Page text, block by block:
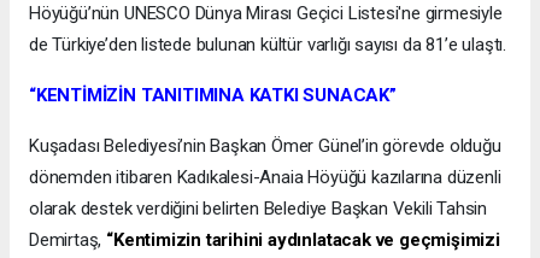
Höyüğü’nün UNESCO Dünya Mirası Geçici Listesi'ne girmesiyle
de Türkiye’den listede bulunan kültür varlığı sayısı da 81’e ulaştı.
“KENTİMİZİN TANITIMINA KATKI SUNACAK”
Kuşadası Belediyesi’nin Başkan Ömer Günel’in görevde olduğu
dönemden itibaren Kadıkalesi-Anaia Höyüğü kazılarına düzenli
olarak destek verdiğini belirten Belediye Başkan Vekili Tahsin
Demirtaş, “Kentimizin tarihini aydınlatacak ve geçmişimizi